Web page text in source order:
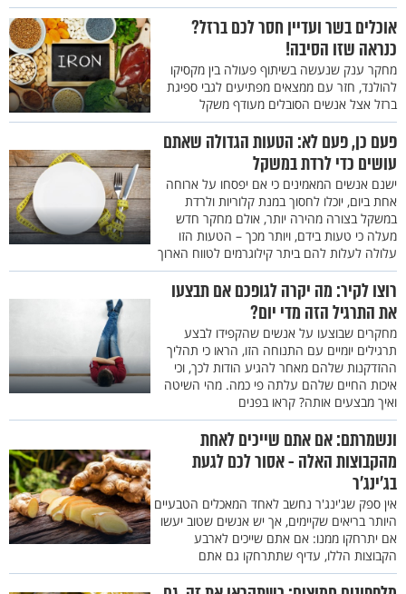
אוכלים בשר ועדיין חסר לכם ברזל?
כנראה שזו הסיבה!
מחקר ענק שנעשה בשיתוף פעולה בין מקסיקו
להולנד, חזר עם ממצאים מפתיעים לגבי ספיגת
ברזל אצל אנשים הסובלים מעודף משקל
פעם כן, פעם לא: הטעות הגדולה שאתם
עושים כדי לרדת במשקל
ישנם אנשים המאמינים כי אם יפסחו על ארוחה
אחת ביום, יוכלו לחסוך במנת קלוריות ולרדת
במשקל בצורה מהירה יותר, אולם מחקר חדש
מעלה כי טעות בידם, ויותר מכך – הטעות הזו
עלולה לעלות להם ביתר קילוגרמים לטווח הארוך
רוצו לקיר: מה יקרה לגופכם אם תבצעו
את התרגיל הזה מדי יום?
מחקרים שבוצעו על אנשים שהקפידו לבצע
תרגילים יומיים עם התנוחה הזו, הראו כי תהליך
ההזדקנות שלהם מאחר להגיע הודות לכך, וכי
איכות החיים שלהם עלתה פי כמה. מהי השיטה
ואיך מבצעים אותה? קראו בפנים
ונשמרתם: אם אתם שייכים לאחת
מהקבוצות האלה - אסור לכם לגעת
בג’ינג’ר
אין ספק שג'ינג'ר נחשב לאחד המאכלים הטבעיים
היותר בריאים שקיימים, אך יש אנשים שטוב יעשו
אם יתרחקו ממנו: אם אתם שייכים לארבע
הקבוצות הללו, עדיף שתתרחקו גם אתם